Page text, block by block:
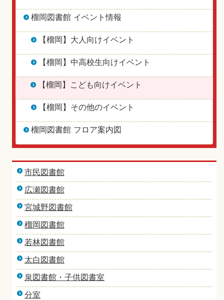
榴岡図書館 イベント情報
【榴岡】大人向けイベント
【榴岡】中高校生向けイベント
【榴岡】こども向けイベント
【榴岡】その他のイベント
榴岡図書館 フロア案内図
市民図書館
広瀬図書館
宮城野図書館
榴岡図書館
若林図書館
太白図書館
泉図書館・子供図書室
分室